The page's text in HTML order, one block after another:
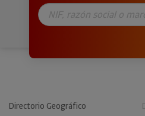
Directorio Geográfico